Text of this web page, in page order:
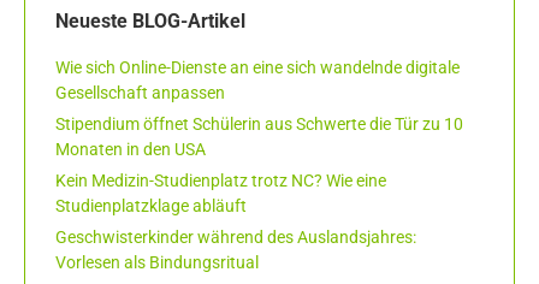
Neueste BLOG-Artikel
Wie sich Online-Dienste an eine sich wandelnde digitale
Gesellschaft anpassen
Stipendium öffnet Schülerin aus Schwerte die Tür zu 10
Monaten in den USA
Kein Medizin-Studienplatz trotz NC? Wie eine
Studienplatzklage abläuft
Geschwisterkinder während des Auslandsjahres:
Vorlesen als Bindungsritual